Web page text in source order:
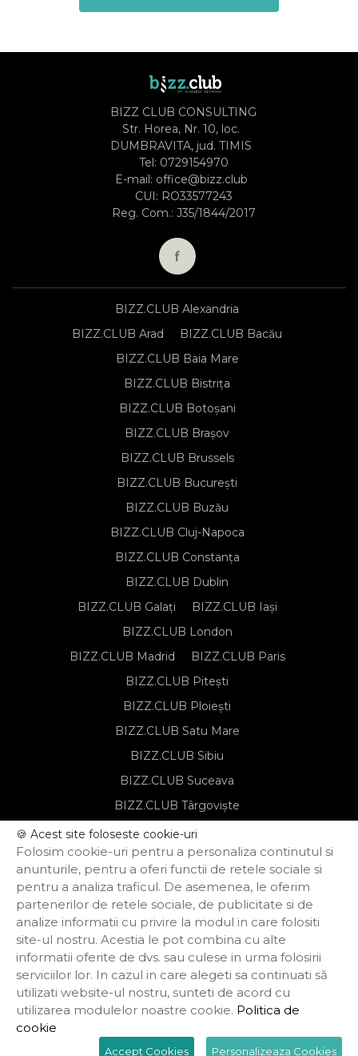
BIZZ CLUB CONSULTING
Str. Horea, Nr. 10, loc.
DUMBRAVITA, jud. TIMIS
Tel: 0729154970
E-mail: office@bizz.club
CUI: RO33577243
Reg. Com.: J35/1844/2017
BIZZ.CLUB Alexandria
BIZZ.CLUB Arad
BIZZ.CLUB Bacău
BIZZ.CLUB Baia Mare
BIZZ.CLUB Bistrița
BIZZ.CLUB Botoșani
BIZZ.CLUB Brașov
BIZZ.CLUB Brussels
BIZZ.CLUB București
BIZZ.CLUB Buzău
BIZZ.CLUB Cluj-Napoca
BIZZ.CLUB Constanța
BIZZ.CLUB Dublin
BIZZ.CLUB Galați
BIZZ.CLUB Iași
BIZZ.CLUB London
BIZZ.CLUB Madrid
BIZZ.CLUB Paris
BIZZ.CLUB Pitești
BIZZ.CLUB Ploiești
BIZZ.CLUB Satu Mare
BIZZ.CLUB Sibiu
BIZZ.CLUB Suceava
BIZZ.CLUB Târgoviște
BIZZ.CLUB Târgu Mureș
BIZZ.CLUB Timișoara
Notă de informare privind prelucrarea
datelor personale
Regulament de organizare și
participare
Politica de confidențialitate
Termeni și condiții
Politica privind funcționarea cookie-urilor
Powered by Termene.ro
🍪 Acest site foloseste cookie-uri
Folosim cookie-uri pentru a personaliza continutul si
anunturile, pentru a oferi functii de retele sociale si
pentru a analiza traficul. De asemenea, le oferim
partenerilor de retele sociale, de publicitate si de
analize informatii cu privire la modul in care folositi
site-ul nostru. Acestia le pot combina cu alte
informatii oferite de dvs. sau culese in urma folosirii
serviciilor lor. In cazul in care alegeti sa continuati să
utilizati website-ul nostru, sunteti de acord cu
utilizarea modulelor noastre cookie. Politica de
cookie
Accept Cookies Personalizeaza Cookies